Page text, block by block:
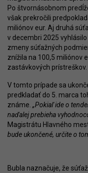
Po štvornásobnom
však prekročili
miliónov eur. Aj druhá
v decembri 2025 vyhlásilo
zmeny súťažných
znížila na 100,5 miliónov
zastávkových prístreškov.
V tomto prípade sa
predkladať do 5. marca
známe. „Pokiaľ ide o
naďalej prebieha
Magistrátu Hlavného
bude ukončené, určite o
Bubla naznačuje, že